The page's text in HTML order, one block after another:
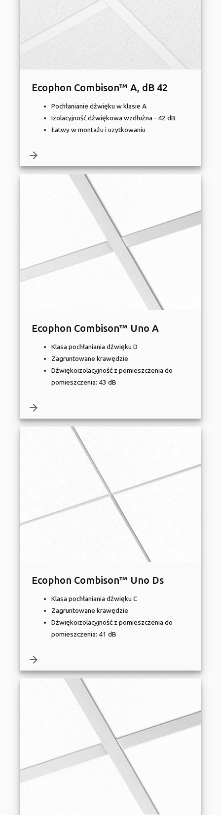
Ecophon Combison™ A, dB 42
Pochłanianie dźwięku w klasie A
Izolacyjność dźwiękowa wzdłużna - 42 dB
Łatwy w montażu i uzytkowaniu
arrow_forward
Ecophon Combison™ Uno A
Klasa pochłaniania dźwięku D
Zagruntowane krawędzie
Dźwiękoizolacyjność z pomieszczenia do
pomieszczenia: 43 dB
arrow_forward
Ecophon Combison™ Uno Ds
Klasa pochłaniania dźwięku C
Zagruntowane krawędzie
Dźwiękoizolacyjność z pomieszczenia do
pomieszczenia: 41 dB
arrow_forward